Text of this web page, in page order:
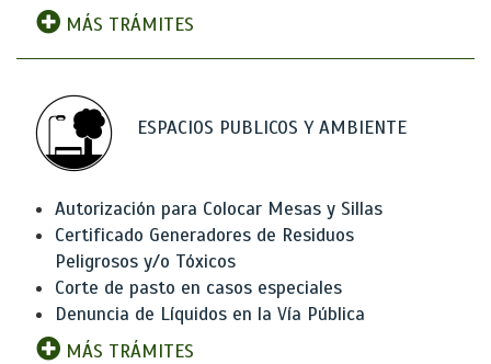
MÁS TRÁMITES
ESPACIOS PUBLICOS Y AMBIENTE
Autorización para Colocar Mesas y Sillas
Certificado Generadores de Residuos
Peligrosos y/o Tóxicos
Corte de pasto en casos especiales
Denuncia de Líquidos en la Vía Pública
MÁS TRÁMITES